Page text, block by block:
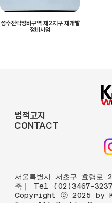
성수전략정비구역 제2지구 재개발
정비사업
법적고지
CONTACT
서울특별시 서초구 효령로
축｜ Tel (02)3467-
Copyright ⓒ 2025 by